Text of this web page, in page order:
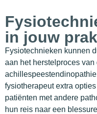
in jouw
Fysiotechnieken kunnen
aan het herstelproces van
fysiotherapeut extra
patiënten met andere
hun reis naar een